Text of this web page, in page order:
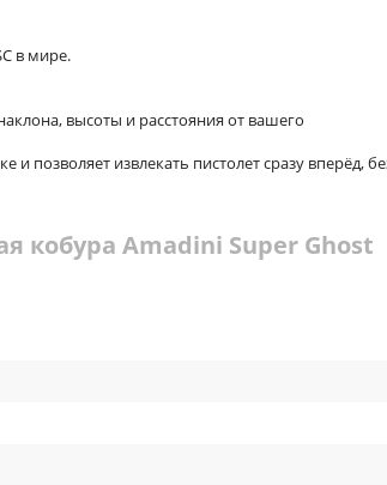
в мире.
высоты и расстояния от вашего
извлекать пистолет сразу вперёд,
кобура Amadini Super Ghost